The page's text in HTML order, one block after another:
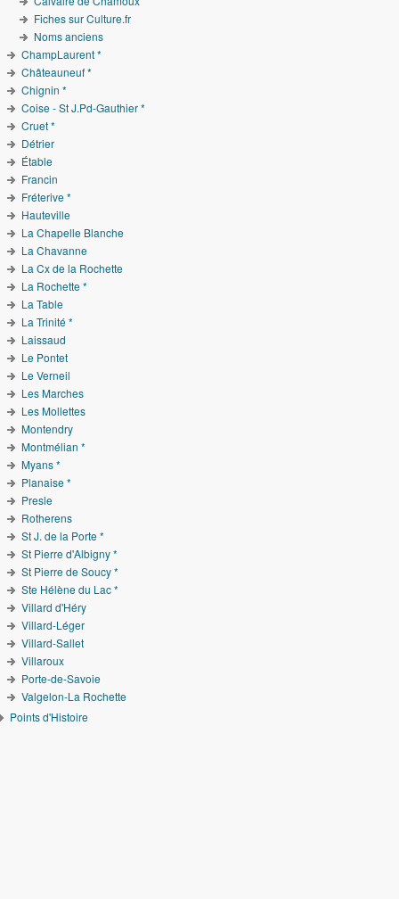
Fiches sur Culture.fr
Noms anciens
ChampLaurent *
Châteauneuf *
Chignin *
Coise - St J.Pd-Gauthier *
Cruet *
Détrier
Étable
Francin
Fréterive *
Hauteville
La Chapelle Blanche
La Chavanne
La Cx de la Rochette
La Rochette *
La Table
La Trinité *
Laissaud
Le Pontet
Le Verneil
Les Marches
Les Mollettes
Montendry
Montmélian *
Myans *
Planaise *
Presle
Rotherens
St J. de la Porte *
St Pierre d'Albigny *
St Pierre de Soucy *
Ste Hélène du Lac *
Villard d'Héry
Villard-Léger
Villard-Sallet
Villaroux
Porte-de-Savoie
Valgelon-La Rochette
Points d'Histoire